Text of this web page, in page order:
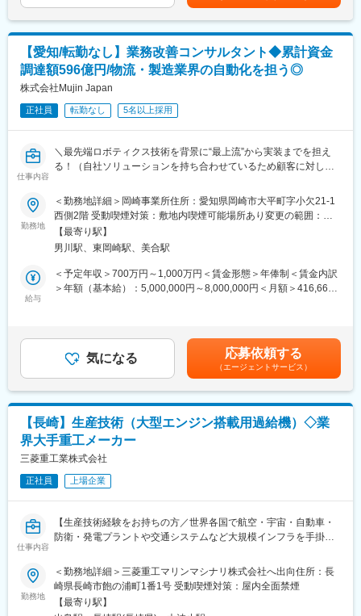
し、市場価値が高く、希少性の高いコンサルタントとしてキャリ
アを築けます。
◎構想提案まで終わらず、実機導入まで一気通貫に携われ、手触
り感のあるコンサル業務ができます。
変更の範囲：会社の定める業務
量データ分析を通した課題の特定
＜資料作成＞
プレゼンテーションやレポートを作成し、クライアントにとって
分かりやすい資料を提供する
～～～独り立ち後～～～
・中長期の物流・製造将来構想（ロードマップ策定・KPI設定等）
の策定支援・実行伴走
・お客様の物流体制・生産体制の現状調査。具体的には、定量デ
ータ分析を通した物量・設備稼働率等の現状把握・課題抽出、及
・現行物流スキームの改善、及び新規スキームの要件定義から構
築、運用までの伴走
・その他案件に付随するコンサルタント業務
◎元BCGの戦略コンサルタントやEY、Amazonなど、さまざまな
大手企業出身の経験豊富なメンバーが揃っています。
◎提案力だけでなく、技術力も備えたコンサルタントとして成長
し、市場価値が高く、希少性の高いコンサルタントとしてキャリ
アを築けます。
◎構想提案まで終わらず、実機導入まで一気通貫に携われ、手触
り感のあるコンサル業務ができます。
変更の範囲：会社の定める業務
【愛知/転勤なし】業務改善コンサルタント◆累計資金
調達額596億円/物流・製造業界の自動化を担う◎
株式会社Mujin Japan
正社員 転勤なし 5名以上採用
仕事内容
＼最先端ロボティクス技術を背景に“最上流”から実装までを担え
る！（自社ソリューションを持ち合わせているため顧客に対して
ーバル企業！／累計調達596億円超のNEXTユニコーン企業／～
■業務概要：
大手製造業や物流業を対象に、工場や倉庫などSCMの現場課題の
深堀りから構想策定、導入支援までを一気通貫でリード頂くコン
サルタントの募集です。
※未経験の方は先輩コンサルタントのサポートを行い、各種業務分
■業務詳細：
＜データ収集と分析＞
お客様の物流・製造体制の分析、物流・生産現場の実地調査、定
クライアントの業界や競合他社に関する情報を調査し、市場のト
レンドやベストプラクティスをまとめる
＜資料作成＞
プレゼンテーションやレポートを作成し、クライアントにとって
分かりやすい資料を提供する
～～～独り立ち後～～～
・中長期の物流・製造将来構想（ロードマップ策定・KPI設定等）
の策定支援・実行伴走
・お客様の物流体制・生産体制の現状調査。具体的には、定量デ
び物流・生産現場の実地調査
・現行物流スキームの改善、及び新規スキームの要件定義から構
築、運用までの伴走
勤務地
＜勤務地詳細＞岡崎事業所住所：愛知県岡崎市大平町字小欠21-1
西側2階 受動喫煙対策：敷地内喫煙可能場所あり変更の範囲：会
社の定める事業所
【最寄り駅】
男川駅、東岡崎駅、美合駅
給与
＜予定年収＞700万円～1,000万円＜賃金形態＞年俸制＜賃金内訳
＞年額（基本給）：5,000,000円～8,000,000円＜月額＞416,666
金額であり、選考を通じて上下する可能性があります。月給(月額)
は固定手当を含めた表記です。
気になる 応募依頼する
（エージェントサービス）
【長崎】生産技術（大型エンジン搭載用過給機）◇業
界大手重工メーカー
三菱重工業株式会社
正社員 上場企業
仕事内容
【生産技術経験をお持ちの方／世界各国で航空・宇宙・自動車・
防衛・発電プラントや交通システムなど大規模インフラを手掛け
◆業務内容：
当部門における生産技術業務の強化・推進をご担当いただきま
す。
勤務地
＜勤務地詳細＞三菱重工マリンマシナリ株式会社へ出向住所：長
崎県長崎市飽の浦町1番1号 受動喫煙対策：屋内全面禁煙
【最寄り駅】